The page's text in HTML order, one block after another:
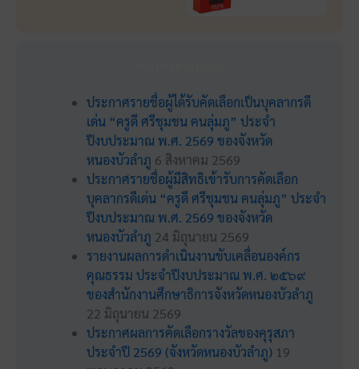
ประกาศรายชื่อผู้ได้รับคัดเลือกเป็นบุคลากรดี
เด่น “ครูดี ศรีชุมชน คนลุ่มภู” ประจำ
ปีงบประมาณ พ.ศ. 2569 ของจังหวัด
หนองบัวลำภู 6 สิงหาคม 2569
ประกาศรายชื่อผู้มีสิทธิเข้ารับการคัดเลือก
บุคลากรดีเด่น “ครูดี ศรีชุมชน คนลุ่มภู” ประจำ
ปีงบประมาณ พ.ศ. 2569 ของจังหวัด
หนองบัวลำภู 24 มิถุนายน 2569
รายงานผลการดำเนินงานขับเคลื่อนองค์กร
คุณธรรม ประจำปีงบประมาณ พ.ศ. ๒๕๖๙
ของสำนักงานศึกษาธิการจังหวัดหนองบัวลำภู
22 มิถุนายน 2569
ประกาศผลการคัดเลือกรางวัลของคุรุสภา
ประจำปี 2569 (จังหวัดหนองบัวลำภู) 19